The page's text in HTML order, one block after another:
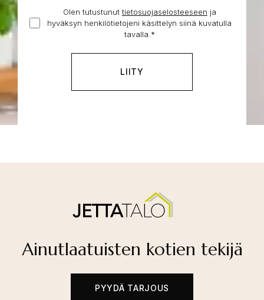
jo
tontti
Hyväksyn
henkilötietojeni
käsittelyn
*
Olen tutustunut tietosuojaselosteeseen ja
hyväksyn henkilötietojeni käsittelyn siinä kuvatulla
tavalla. *
Ainutlaatuisten kotien tekijä
PYYDÄ TARJOUS